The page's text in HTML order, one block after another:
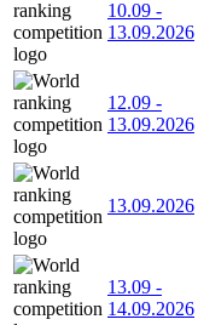
10.09 -
13.09.2026
12.09 -
13.09.2026
13.09.2026
13.09 -
14.09.2026